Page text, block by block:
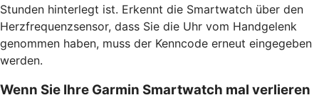
Stunden hinterlegt ist. Erkennt die Smartwatch über den
Herzfrequenzsensor, dass Sie die Uhr vom Handgelenk
genommen haben, muss der Kenncode erneut eingegeben
werden.
Wenn Sie Ihre Garmin Smartwatch mal verlieren